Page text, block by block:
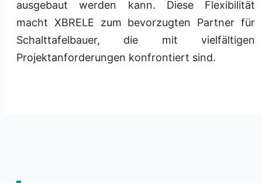
ausgebaut werden kann. Diese Flexibilität
macht XBRELE zum bevorzugten Partner für
Schalttafelbauer, die mit vielfältigen
Projektanforderungen konfrontiert sind.